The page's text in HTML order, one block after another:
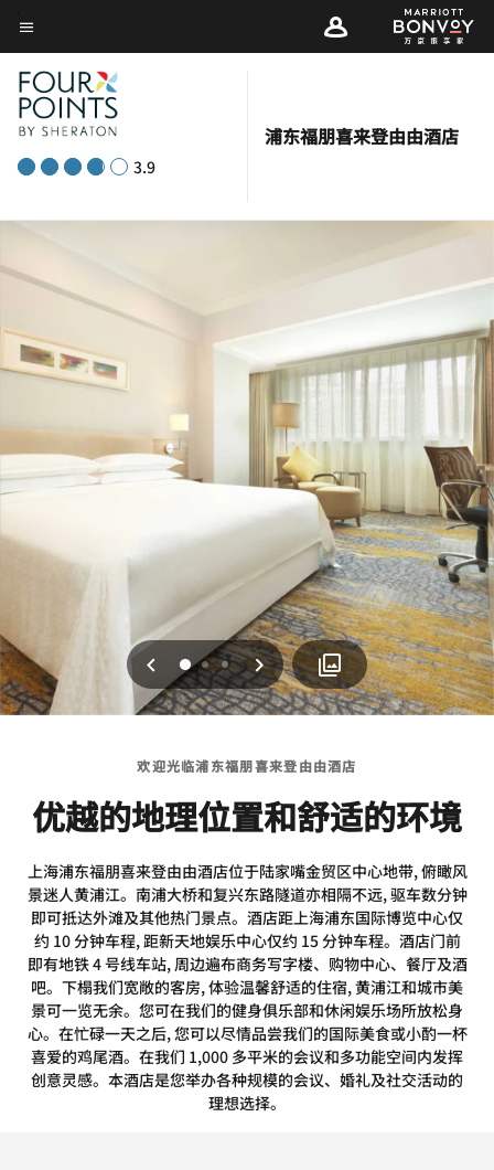
Skip
to
main
content
菜单文本
3.9
浦东福朋喜来登由由酒店
上一页
012 下一页
欢迎光临浦东福朋喜来登由由酒店
优越的地理位置和舒适的环境
上海浦东福朋喜来登由由酒店位于陆家嘴金贸区中心地带, 俯瞰风
景迷人黄浦江。南浦大桥和复兴东路隧道亦相隔不远, 驱车数分钟
即可抵达外滩及其他热门景点。酒店距上海浦东国际博览中心仅
约 10 分钟车程, 距新天地娱乐中心仅约 15 分钟车程。酒店门前
即有地铁 4 号线车站, 周边遍布商务写字楼、购物中心、餐厅及酒
吧。下榻我们宽敞的客房, 体验温馨舒适的住宿, 黄浦江和城市美
景可一览无余。您可在我们的健身俱乐部和休闲娱乐场所放松身
心。在忙碌一天之后, 您可以尽情品尝我们的国际美食或小酌一杯
喜爱的鸡尾酒。在我们 1,000 多平米的会议和多功能空间内发挥
创意灵感。本酒店是您举办各种规模的会议、婚礼及社交活动的
理想选择。